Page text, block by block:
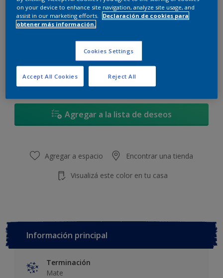
Tamaño
Calculadora de pintura
Calcular
Agregar a la lista de deseos
Agregar a espacio Encontrar una tienda
Visualizá este color en tu casa
Información principal
Terminación
Mate
on your device to enhance site navigation, analyze site usage, and
assist in our marketing efforts.
Declaración de cookies para
obtener más información.
Cookies Settings
Reject All
Accept All Cookies